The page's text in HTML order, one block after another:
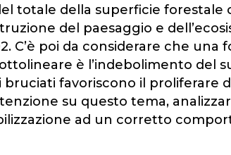
totale della superficie
del paesaggio e
C’è poi da considerare che
è l’indebolimento del
favoriscono il proliferare
su questo tema,
ad un corretto